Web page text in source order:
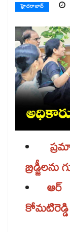
హైదరాబాద్
బ్రిడ్జీలను
ఆర్
కోమటిరెడ్డి